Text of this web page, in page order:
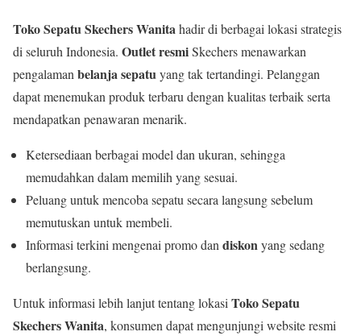
Toko Sepatu Skechers Wanitahadir di berbagai lokasi strategis
di seluruh Indonesia. Outlet resmiSkechers menawarkan
pengalamanbelanja sepatuyang tak tertandingi. Pelanggan
dapat menemukan produk terbaru dengan kualitas terbaik serta
mendapatkan penawaran menarik.
Ketersediaan berbagai model dan ukuran, sehingga
memudahkan dalam memilih yang sesuai.
Peluang untuk mencoba sepatu secara langsung sebelum
memutuskan untuk membeli.
Informasi terkini mengenai promo dandiskonyang sedang
berlangsung.
Untuk informasi lebih lanjut tentang lokasiToko Sepatu
Skechers Wanita, konsumen dapat mengunjungi website resmi